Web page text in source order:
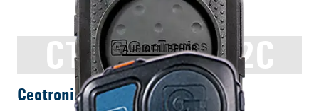
CT-MultiPTT 2C
AUDIOTILLBEHÖR
Ceotronics CT-MultiPTT 2C